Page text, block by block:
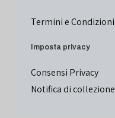
Termini e Condizioni
Imposta privacy
Consensi Privacy
Notifica di collezione